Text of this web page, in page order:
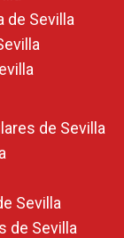
de Sevilla
de Sevilla
Sevilla
de Sevilla